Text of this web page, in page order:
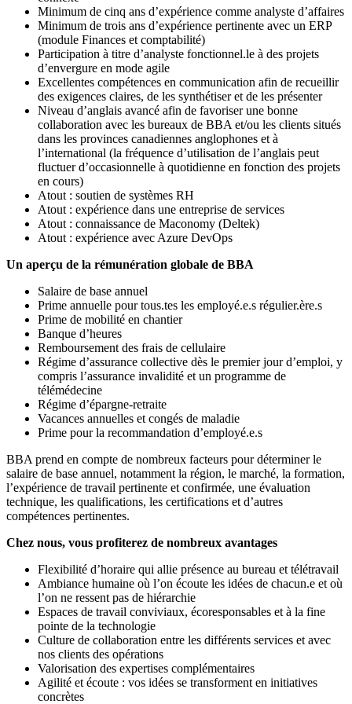
Minimum de cinq ans d’expérience comme analyste d’affaires
Minimum de trois ans d’expérience pertinente avec un ERP
(module Finances et comptabilité)
Participation à titre d’analyste fonctionnel.le à des projets
d’envergure en mode agile
Excellentes compétences en communication afin de recueillir
des exigences claires, de les synthétiser et de les présenter
Niveau d’anglais avancé afin de favoriser une bonne
collaboration avec les bureaux de BBA et/ou les clients situés
dans les provinces canadiennes anglophones et à
l’international (la fréquence d’utilisation de l’anglais peut
fluctuer d’occasionnelle à quotidienne en fonction des projets
en cours)
Atout : soutien de systèmes RH
Atout : expérience dans une entreprise de services
Atout : connaissance de Maconomy (Deltek)
Atout : expérience avec Azure DevOps
Un aperçu de la rémunération globale de BBA
Salaire de base annuel
Prime annuelle pour tous.tes les employé.e.s régulier.ère.s
Prime de mobilité en chantier
Banque d’heures
Remboursement des frais de cellulaire
Régime d’assurance collective dès le premier jour d’emploi, y
compris l’assurance invalidité et un programme de
télémédecine
Régime d’épargne-retraite
Vacances annuelles et congés de maladie
Prime pour la recommandation d’employé.e.s
BBA prend en compte de nombreux facteurs pour déterminer le
salaire de base annuel, notamment la région, le marché, la formation,
l’expérience de travail pertinente et confirmée, une évaluation
technique, les qualifications, les certifications et d’autres
compétences pertinentes.
Chez nous, vous profiterez de nombreux avantages
Flexibilité d’horaire qui allie présence au bureau et télétravail
Ambiance humaine où l’on écoute les idées de chacun.e et où
l’on ne ressent pas de hiérarchie
Espaces de travail conviviaux, écoresponsables et à la fine
pointe de la technologie
Culture de collaboration entre les différents services et avec
nos clients des opérations
Valorisation des expertises complémentaires
Agilité et écoute : vos idées se transforment en initiatives
concrètes